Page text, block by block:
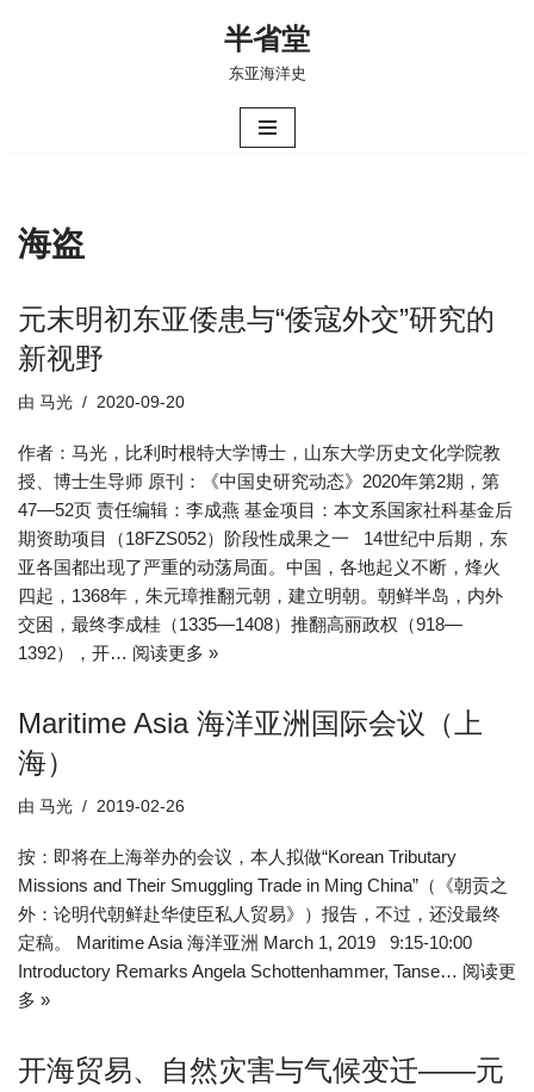
半省堂
东亚海洋史
海盗
元末明初东亚倭患与“倭寇外交”研究的
新视野
由 马光 2020-09-20
作者：马光，比利时根特大学博士，山东大学历史文化学院教
授、博士生导师 原刊：《中国史研究动态》2020年第2期，第
47—52页 责任编辑：李成燕 基金项目：本文系国家社科基金后
期资助项目（18FZS052）阶段性成果之一 14世纪中后期，东
亚各国都出现了严重的动荡局面。中国，各地起义不断，烽火
四起，1368年，朱元璋推翻元朝，建立明朝。朝鲜半岛，内外
交困，最终李成桂（1335—1408）推翻高丽政权（918—
1392），开… 阅读更多 »
Maritime Asia 海洋亚洲国际会议（上
海）
由 马光 2019-02-26
按：即将在上海举办的会议，本人拟做“Korean Tributary
Missions and Their Smuggling Trade in Ming China”（《朝贡之
外：论明代朝鲜赴华使臣私人贸易》）报告，不过，还没最终
定稿。 Maritime Asia 海洋亚洲 March 1, 2019 9:15-10:00
Introductory Remarks Angela Schottenhammer, Tanse… 阅读更
多 »
开海贸易、自然灾害与气候变迁——元